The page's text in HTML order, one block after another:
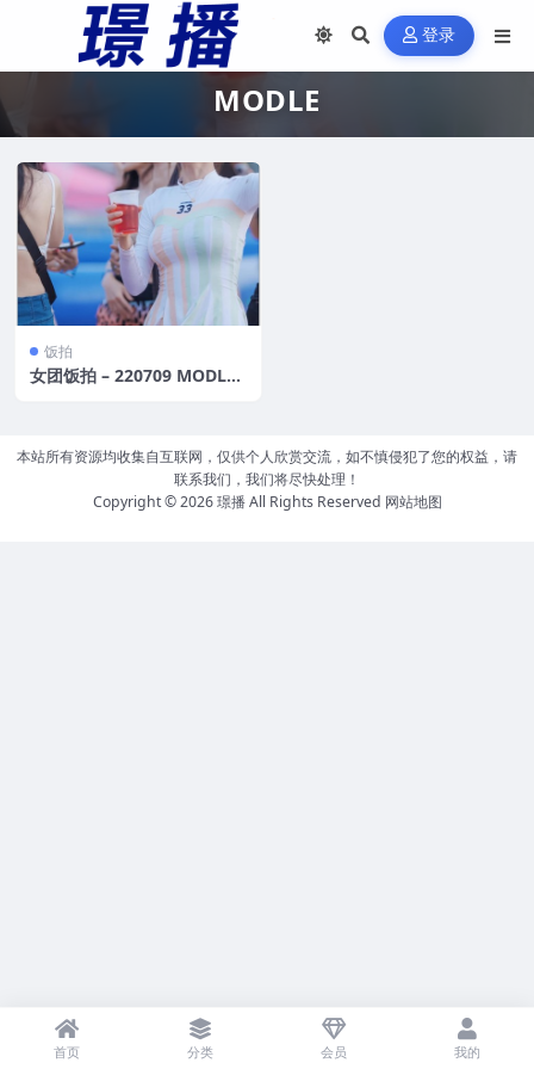
登录
MODLE
饭拍
女团饭拍 – 220709 MODLE+
本站所有资源均收集自互联网，仅供个人欣赏交流，如不慎侵犯了您的权益，请
联系我们，我们将尽快处理！
Copyright © 2026璟播All Rights Reserved 网站地图
首页 分类 会员 我的